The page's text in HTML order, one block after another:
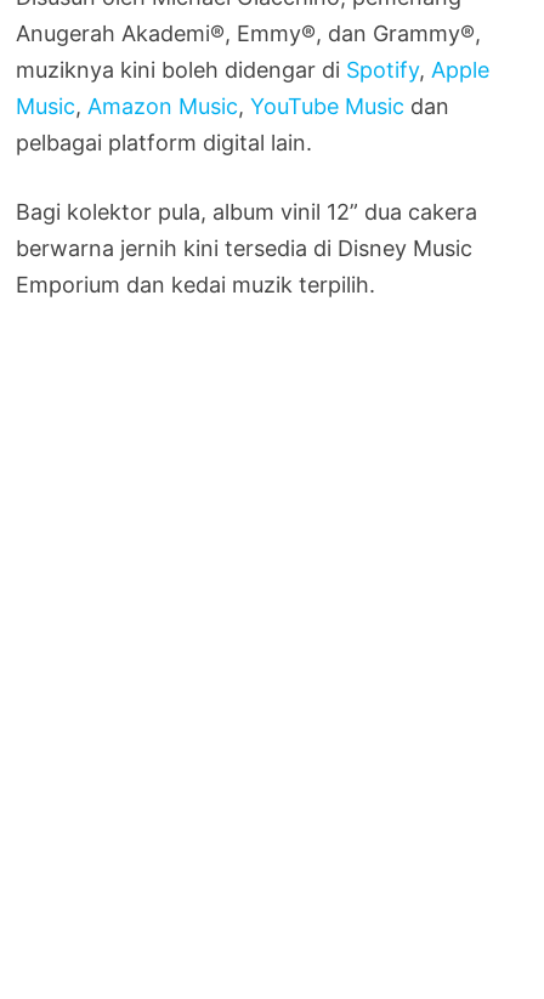
Anugerah Akademi®, Emmy®, dan Grammy®,
muziknya kini boleh didengar di Spotify,Apple
Music,Amazon Music,YouTube Music dan
pelbagai platform digital lain.
Bagi kolektor pula, album vinil 12” dua cakera
berwarna jernih kini tersedia di Disney Music
Emporium dan kedai muzik terpilih.